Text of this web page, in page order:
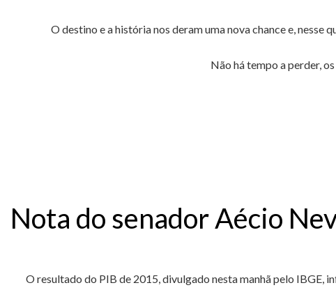
O destino e a história nos deram uma nova chance e, nesse
Não há tempo a perder,
Nota do senador Aécio
O resultado do PIB de 2015, divulgado nesta manhã pelo IBGE,